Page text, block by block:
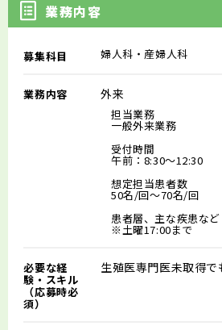
業務内容
募集科目 婦人科・産婦人科
業務内容 外来
担当業務
一般外来業務
受付時間
午前：8:30～12:30
想定担当患者数
50名/回～70名/回
患者層、主な疾患など
※土曜17:00まで
必要な経
験・スキル
（応募時必
須）
生殖医専門医未取得で